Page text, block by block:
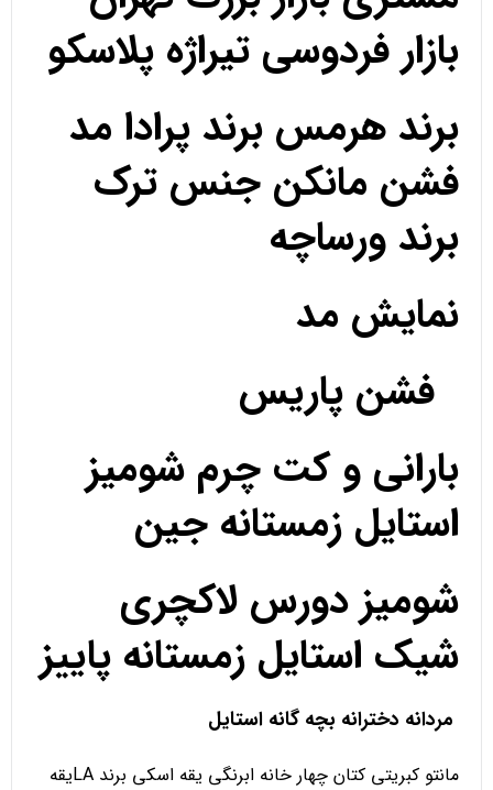
بازار فردوسی تیراژه پلاسکو
برند هرمس برند پرادا مد
فشن مانکن جنس ترک
برند ورساچه
نمایش مد
فشن پاریس
بارانی و کت چرم شومیز
استایل زمستانه جین
شومیز دورس لاکچری
شیک استایل زمستانه پاییز
مردانه دخترانه بچه گانه استایل
مانتو کبریتی کتان چهار خانه ابرنگی یقه اسکی برند LAیقه